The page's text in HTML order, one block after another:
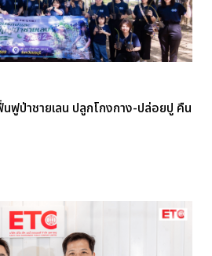
ฟูป่าชายเลน ปลูกโกงกาง-ปล่อยปู คืน